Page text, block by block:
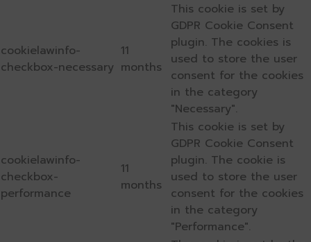
cookielawinfo-
checkbox-necessary
11
months
This cookie is set by
GDPR Cookie Consent
plugin. The cookies is
used to store the user
consent for the cookies
in the category
"Necessary".
cookielawinfo-
checkbox-
performance
11
months
This cookie is set by
GDPR Cookie Consent
plugin. The cookie is
used to store the user
consent for the cookies
in the category
"Performance".